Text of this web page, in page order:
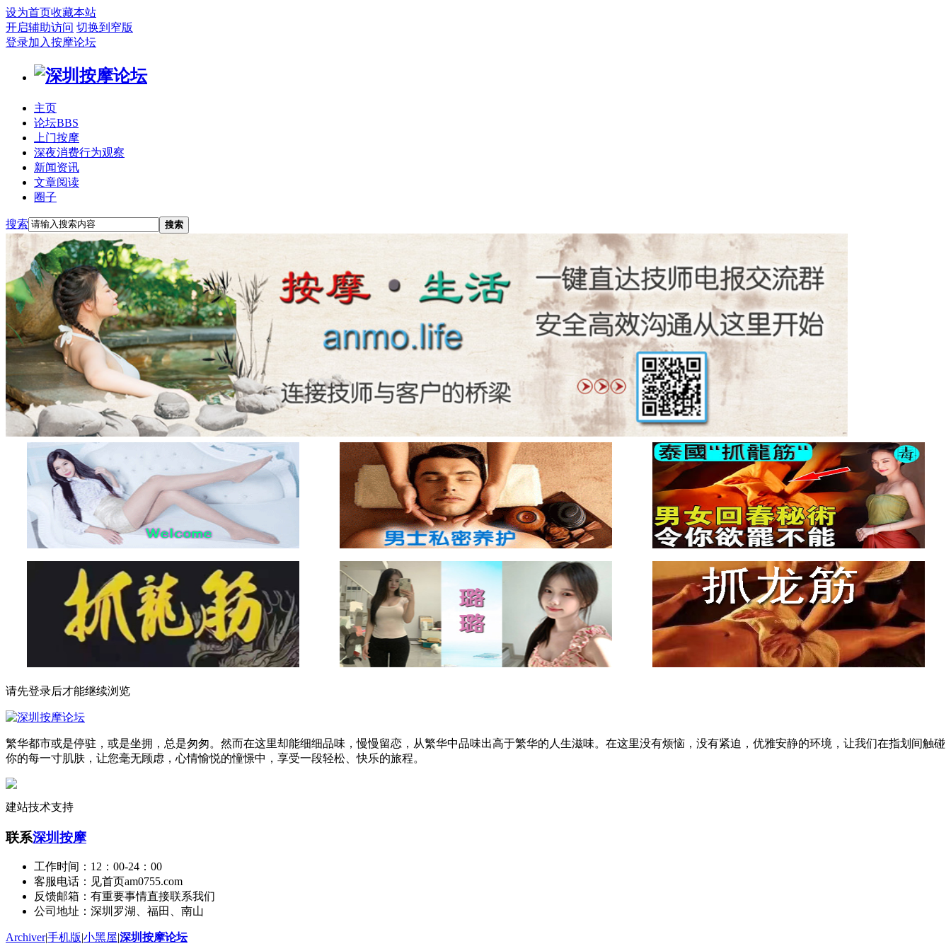
设为首页收藏本站
开启辅助访问 切换到窄版
登录加入按摩论坛
主页
论坛BBS
上门按摩
深夜消费行为观察
新闻资讯
文章阅读
圈子
搜索 搜索
请先登录后才能继续浏览
繁华都市或是停驻，或是坐拥，总是匆匆。然而在这里却能细细品味，慢慢留恋，从繁华中品味出高于繁华的人生滋味。在这里没有烦恼，没有紧迫，优雅安静的环境，让我们在指划间触碰
你的每一寸肌肤，让您毫无顾虑，心情愉悦的憧憬中，享受一段轻松、快乐的旅程。
建站技术支持
联系深圳按摩
工作时间：12：00-24：00
客服电话：见首页am0755.com
反馈邮箱：有重要事情直接联系我们
公司地址：深圳罗湖、福田、南山
Archiver|手机版|小黑屋|深圳按摩论坛